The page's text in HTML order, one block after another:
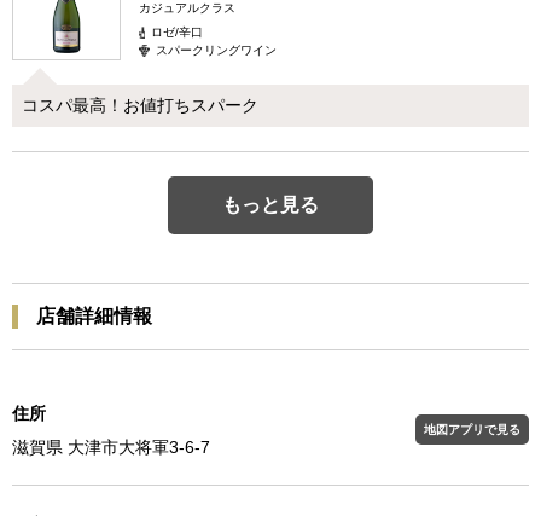
カジュアルクラス
ロゼ/辛口
スパークリングワイン
コスパ最高！お値打ちスパーク
もっと見る
店舗詳細情報
住所
滋賀県 大津市大将軍3-6-7
地図アプリで見る